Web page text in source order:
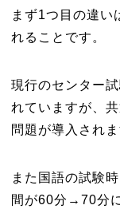
まず1つ目の違い
れることです。
現行のセンター
れていますが、
問題が導入されま
また国語の試験
間が60分→70分